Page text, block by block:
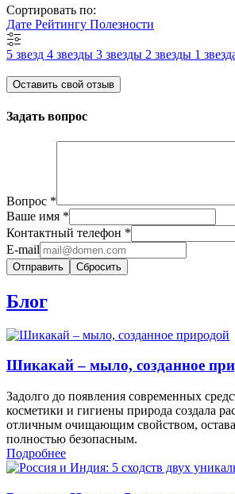
Сортировать по:
Дате Рейтингу Полезности
5 звезд 4 звезды 3 звезды 2 звезды 1
Оставить свой отзыв
Задать вопрос
Вопрос *
Ваше имя *
Контактный телефон *
E-mail
Сбросить
Блог
Шикакай – мыло, созданное
Задолго до появления современных
косметики и гигиены природа создала
отличным очищающим свойством,
полностью безопасным.
Подробнее